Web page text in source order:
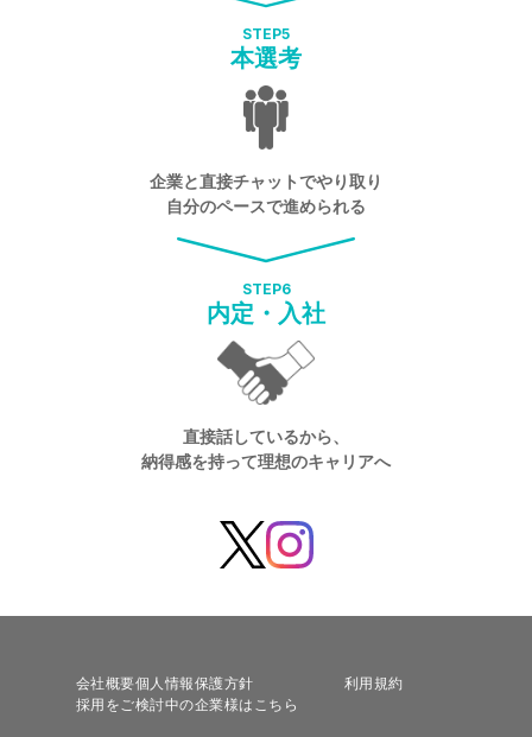
STEP5
本選考
企業と直接チャットでやり取り
自分のペースで進められる
STEP6
内定・入社
直接話しているから、
納得感を持って理想のキャリアへ
会社概要個人情報保護方針
利用規約
採用をご検討中の企業様はこちら